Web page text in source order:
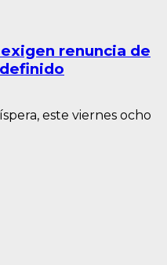
renuncia de
este viernes ocho